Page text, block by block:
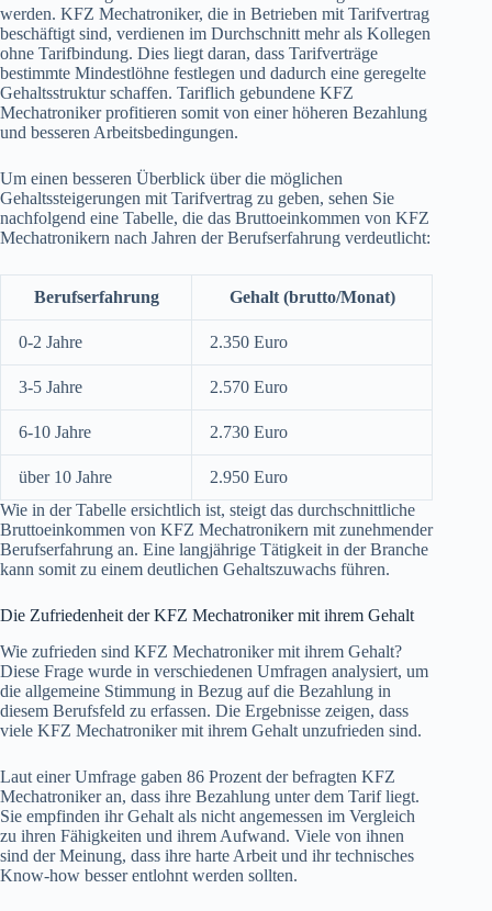
werden. KFZ Mechatroniker, die in Betrieben mit Tarifvertrag
beschäftigt sind, verdienen im Durchschnitt mehr als Kollegen
ohne Tarifbindung. Dies liegt daran, dass Tarifverträge
bestimmte Mindestlöhne festlegen und dadurch eine geregelte
Gehaltsstruktur schaffen. Tariflich gebundene KFZ
Mechatroniker profitieren somit von einer höheren Bezahlung
und besseren Arbeitsbedingungen.
Um einen besseren Überblick über die möglichen
Gehaltssteigerungen mit Tarifvertrag zu geben, sehen Sie
nachfolgend eine Tabelle, die das Bruttoeinkommen von KFZ
Mechatronikern nach Jahren der Berufserfahrung verdeutlicht:
Berufserfahrung Gehalt (brutto/Monat)
0-2 Jahre 2.350 Euro
3-5 Jahre 2.570 Euro
6-10 Jahre 2.730 Euro
über 10 Jahre
2.950 Euro
Wie in der Tabelle ersichtlich ist, steigt das durchschnittliche
Bruttoeinkommen von KFZ Mechatronikern mit zunehmender
Berufserfahrung an. Eine langjährige Tätigkeit in der Branche
kann somit zu einem deutlichen Gehaltszuwachs führen.
Die Zufriedenheit der KFZ Mechatroniker mit ihrem Gehalt
Wie zufrieden sind KFZ Mechatroniker mit ihrem Gehalt?
Diese Frage wurde in verschiedenen Umfragen analysiert, um
die allgemeine Stimmung in Bezug auf die Bezahlung in
diesem Berufsfeld zu erfassen. Die Ergebnisse zeigen, dass
viele KFZ Mechatroniker mit ihrem Gehalt unzufrieden sind.
Laut einer Umfrage gaben 86 Prozent der befragten KFZ
Mechatroniker an, dass ihre Bezahlung unter dem Tarif liegt.
Sie empfinden ihr Gehalt als nicht angemessen im Vergleich
zu ihren Fähigkeiten und ihrem Aufwand. Viele von ihnen
sind der Meinung, dass ihre harte Arbeit und ihr technisches
Know-how besser entlohnt werden sollten.